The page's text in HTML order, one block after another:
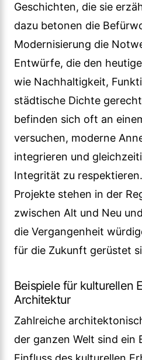
Geschichten, die sie
dazu betonen die
Modernisierung die
Entwürfe, die den
wie Nachhaltigkeit,
städtische Dichte
befinden sich oft an
versuchen, moderne
integrieren und
Integrität zu
Projekte stehen in der
zwischen Alt und Neu
die Vergangenheit
für die Zukunft gerüstet
Beispiele für kulturellen
Architektur
Zahlreiche
der ganzen Welt sind ein